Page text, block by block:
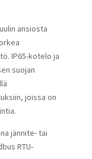
ansiosta
IP65-kotelo ja
suojan
joissa on
jännite- tai
RTU-